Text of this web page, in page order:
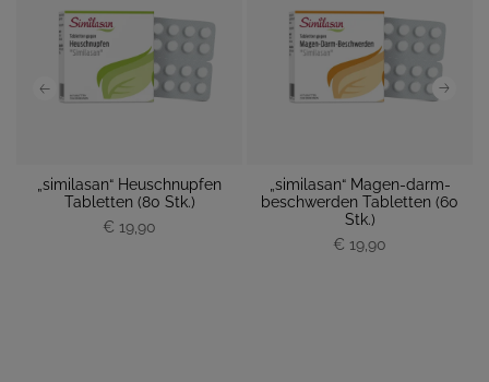
„similasan“ Heuschnupfen
Tabletten (80 Stk.)
€ 19,90
„similasan“ Magen-darm-
beschwerden Tabletten (60
Stk.)
€ 19,90